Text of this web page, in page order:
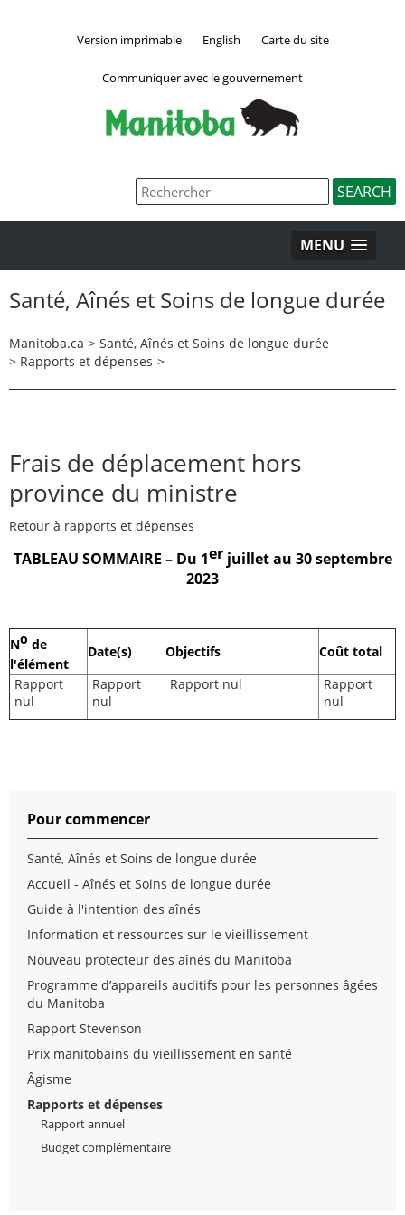
Version imprimable English Carte du site
Communiquer avec le gouvernement
MENU
Santé, Aînés et Soins de longue durée
Manitoba.ca > Santé, Aînés et Soins de longue durée
> Rapports et dépenses >
Frais de déplacement hors
province du ministre
Retour à rapports et dépenses
TABLEAU SOMMAIRE – Du 1erjuillet au 30 septembre
2023
No de
l'élément
Date(s) Objectifs
Coût total
Rapport
nul
Rapport
nul
Rapport nul
Rapport
nul
Pour commencer
Santé, Aînés et Soins de longue durée
Accueil - Aînés et Soins de longue durée
Guide à l'intention des aînés
Information et ressources sur le vieillissement
Nouveau protecteur des aînés du Manitoba
Programme d’appareils auditifs pour les personnes âgées
du Manitoba
Rapport Stevenson
Prix manitobains du vieillissement en santé
Âgisme
Rapports et dépenses
Rapport annuel
Budget complémentaire